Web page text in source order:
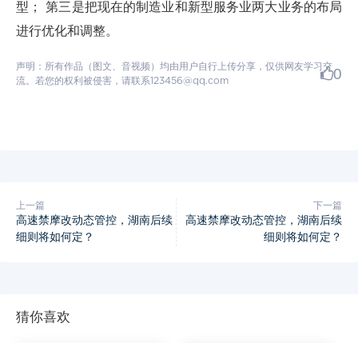
型； 第三是把现在的制造业和新型服务业两大业务的布局
进行优化和调整。
声明：所有作品（图文、音视频）均由用户自行上传分享，仅供网友学习交
流。若您的权利被侵害，请联系123456@qq.com
0
上一篇
高速禁摩改动态管控，湖南后续
细则将如何定？
下一篇
高速禁摩改动态管控，湖南后续
细则将如何定？
猜你喜欢